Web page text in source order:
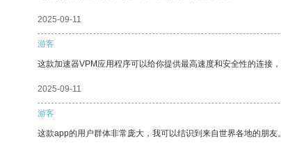
2025-09-11
游客
这款加速器VPM应用程序可以给你提供最高速度和安全性的连接
2025-09-11
游客
这款app的用户群体非常庞大，我可以结识到来自世界各地的朋友。